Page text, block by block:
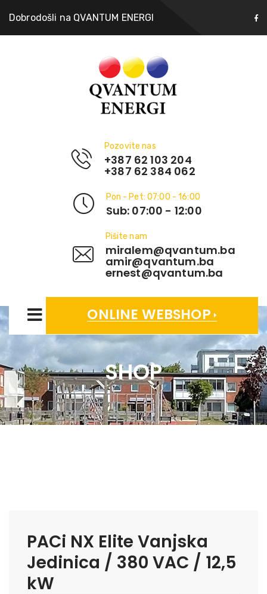
Dobrodošli na QVANTUM ENERGI
Pozovite nas
+387 62 103 204
+387 62 384 062
Pon - Pet: 07:00 - 16:00
Sub: 07:00 - 12:00
Pišite nam
miralem@qvantum.ba
amir@qvantum.ba
ernest@qvantum.ba
ONLINE WEBSHOP
SHOP
PACi NX Elite Vanjska
Jedinica / 380 VAC / 12,5
kW